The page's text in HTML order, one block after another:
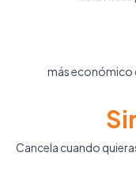
más económico
Cancela cuando